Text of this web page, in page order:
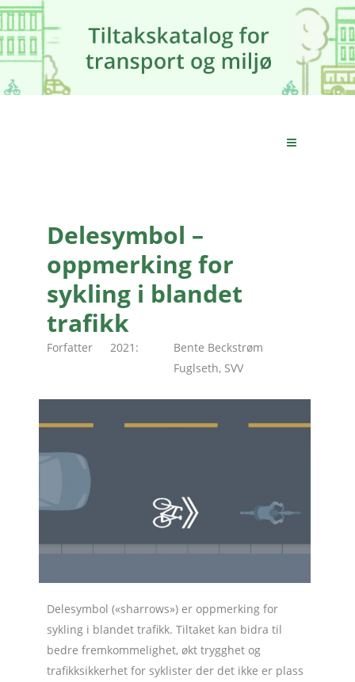
Delesymbol –
oppmerking for
sykling i blandet
trafikk
Forfatter 2021:
Bente Beckstrøm
Fuglseth, SVV
Delesymbol («sharrows») er oppmerking for
sykling i blandet trafikk. Tiltaket kan bidra til
bedre fremkommelighet, økt trygghet og
trafikksikkerhet for syklister der det ikke er plass